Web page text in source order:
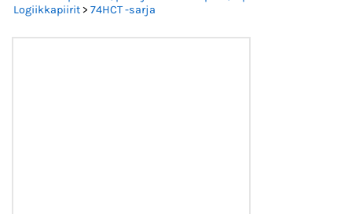
Logiikkapiirit> 74HCT -sarja